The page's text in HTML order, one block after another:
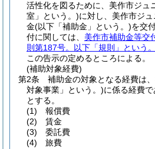
活性化を図るために、美作市ジュ
室」という。)に対し、美作市ジ
金(以下「補助金」という。)を交
付に関しては、 美作市補助金等交
則第187号。以下「規則」という
この告示の定めるところによる。
(補助対象経費)
第2条
補助金の対象となる経費は
対象事業」という。)に係る経費
とする。
(1)
報償費
(2)
賃金
(3)
委託費
(4)
旅費